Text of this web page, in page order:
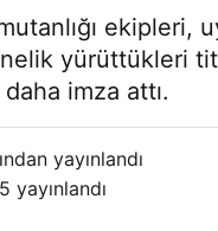
ekipleri,
yürüttükleri
imza attı.
yayınlandı
yayınlandı